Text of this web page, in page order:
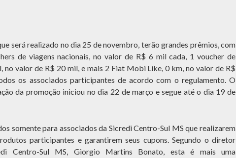
será realizado no dia 25 de novembro, terão grandes prêmios, com
de viagens nacionais, no valor de R$ 6 mil cada, 1 voucher de
no valor de R$ 20 mil, e mais 2 Fiat Mobi Like, 0 km, no valor de R$
os associados participantes de acordo com o regulamento. O
da promoção iniciou no dia 22 de março e segue até o dia 19 de
somente para associados da Sicredi Centro-Sul MS que realizarem
participantes e garantirem seus cupons. Segundo o diretor
Centro-Sul MS, Giorgio Martins Bonato, esta é mais uma